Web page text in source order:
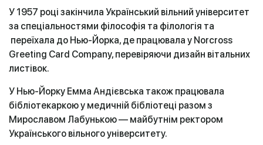
У 1957 році закінчила Український вільний університет
за спеціальностями філософія та філологія та
переїхала до Нью-Йорка, де працювала у Norcross
Greeting Card Company, перевіряючи дизайн вітальних
листівок.
У Нью-Йорку Емма Андієвська також працювала
бібліотекаркою у медичній бібліотеці разом з
Мирославом Лабунькою — майбутнім ректором
Українського вільного університету.